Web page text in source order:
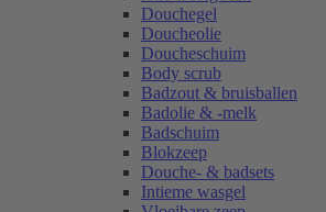
Douchegel
Doucheolie
Doucheschuim
Body scrub
Badzout & bruisballen
Badolie & -melk
Badschuim
Blokzeep
Douche- & badsets
Intieme wasgel